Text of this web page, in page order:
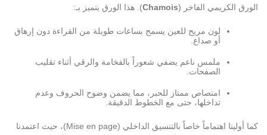
الورق الكريمي الفاخر (Chamois
) . هذا الورق يتميز بـ:
لون مريح للعين يسمح بساعات طويلة من القراءة دون إرهاق
أو صداع.
ملمس ناعم يضفي شعوراً بالفخامة والرقي أثناء تقليب
الصفحات.
امتصاص ممتاز للحبر، مما يضمن وضوح الحروف وعدم
تداخلها، حتى مع الخطوط الدقيقة.
كما أولينا اهتماماً خاصاً بالتنسيق الداخلي (Mise en page)، حيث اعتمدنا